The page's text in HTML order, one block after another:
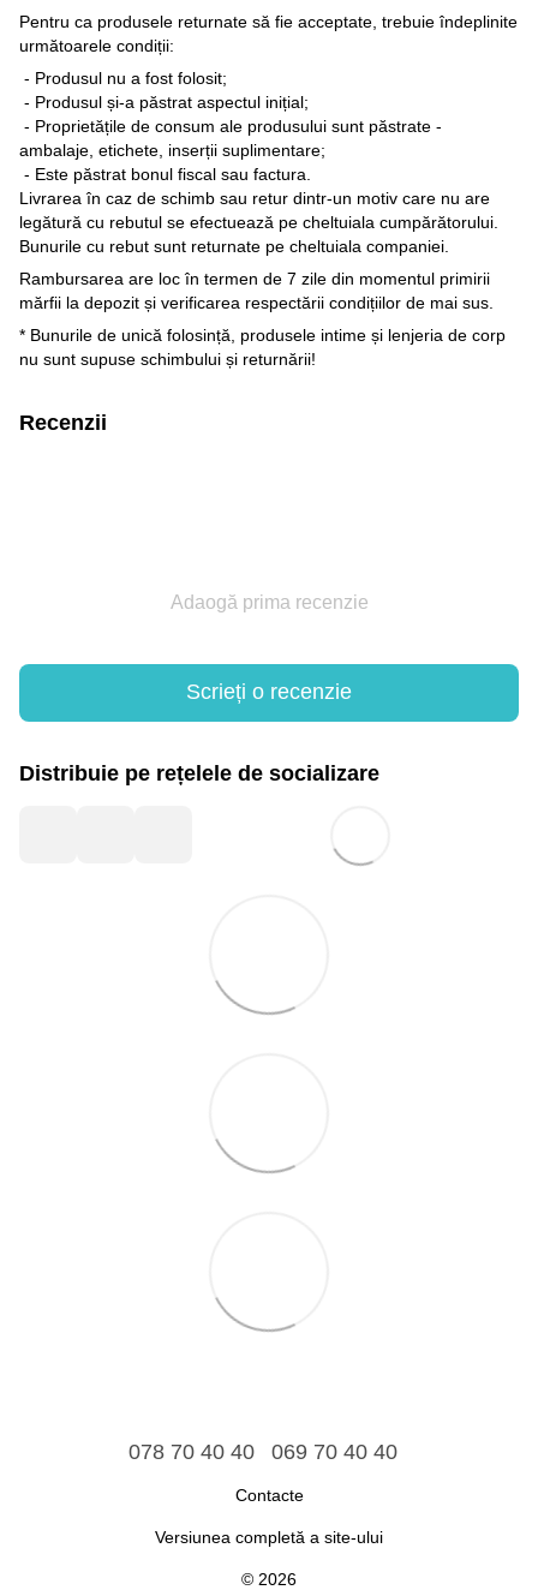
Pentru ca produsele returnate să fie acceptate, trebuie îndeplinite
următoarele condiții:
- Produsul nu a fost folosit;
- Produsul și-a păstrat aspectul inițial;
- Proprietățile de consum ale produsului sunt păstrate -
ambalaje, etichete, inserții suplimentare;
- Este păstrat bonul fiscal sau factura.
Livrarea în caz de schimb sau retur dintr-un motiv care nu are
legătură cu rebutul se efectuează pe cheltuiala cumpărătorului.
Bunurile cu rebut sunt returnate pe cheltuiala companiei.
Rambursarea are loc în termen de 7 zile din momentul primirii
mărfii la depozit și verificarea respectării condițiilor de mai sus.
* Bunurile de unică folosință, produsele intime și lenjeria de corp
nu sunt supuse schimbului și returnării!
Recenzii
Adaogă prima recenzie
Scrieți o recenzie
Distribuie pe rețelele de socializare
078 70 40 40 069 70 40 40
Contacte
Versiunea completă a site-ului
© 2026